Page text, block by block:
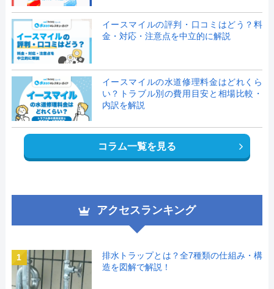
イースマイルの評判・口コミはどう？料
金・対応・注意点を中立的に解説
イースマイルの水道修理料金はどれくら
い？トラブル別の費用目安と相場比較・
内訳を解説
コラム一覧を見る
アクセスランキング
1
排水トラップとは？全7種類の仕組み・構
造を図解で解説！